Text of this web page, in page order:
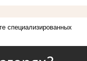
специализированных